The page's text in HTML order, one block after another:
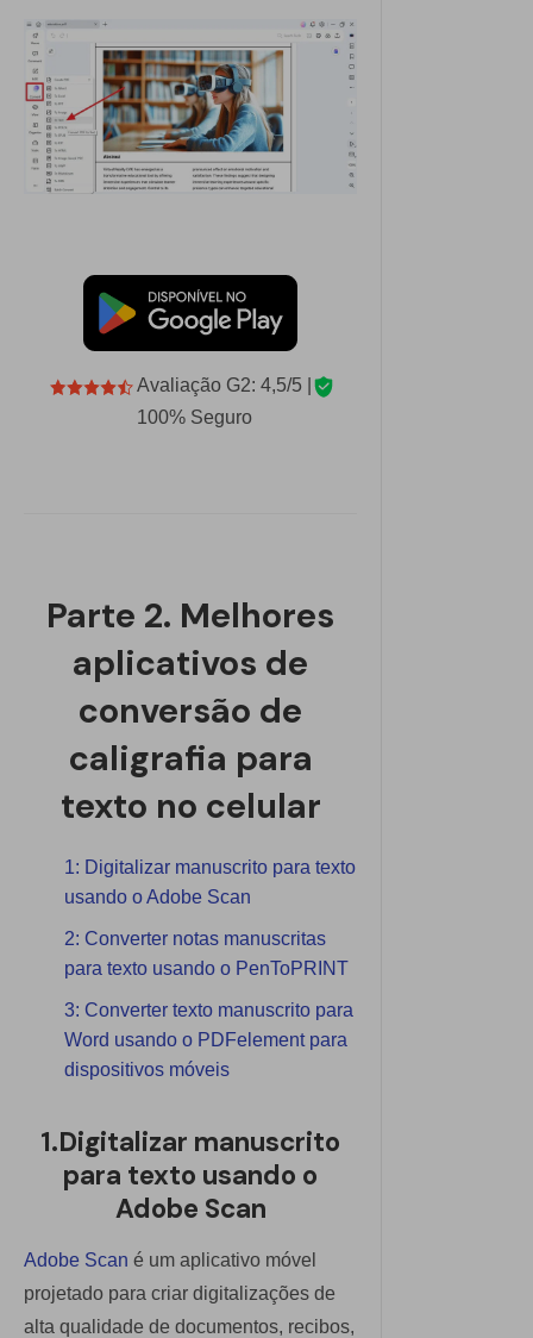
Avaliação G2: 4,5/5 |
100% Seguro
Parte 2. Melhores
aplicativos de
conversão de
caligrafia para
texto no celular
1: Digitalizar manuscrito para texto
usando o Adobe Scan
2: Converter notas manuscritas
para texto usando o PenToPRINT
3: Converter texto manuscrito para
Word usando o PDFelement para
dispositivos móveis
1.Digitalizar manuscrito
para texto usando o
Adobe Scan
Adobe Scan é um aplicativo móvel
projetado para criar digitalizações de
alta qualidade de documentos, recibos,